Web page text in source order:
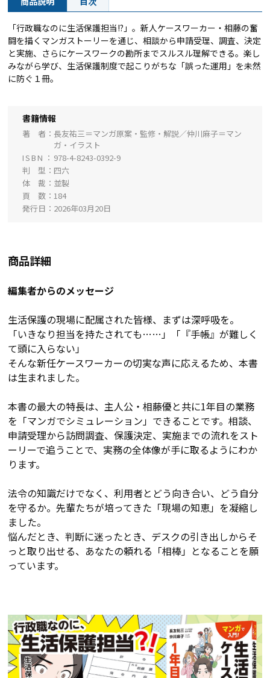
「行政職なのに生活保護担当!?」。新人ケースワーカー・相藤の奮
闘を描くマンガストーリーを通じ、相談から申請受理、調査、決定
と実施、さらにケースワークの勘所までスルスル理解できる。楽し
みながら学び、生活保護制度で起こりがちな「誤った運用」を未然
に防ぐ１冊。
書籍情報
著 者
長友祐三＝マンガ原案・監修・解説／仲川麻子＝マン
ガ・イラスト
ISBN
978-4-8243-0392-9
判 型
四六
体 裁
並製
頁 数
184
発行日
2026年03月20日
商品詳細
編集者からのメッセージ
生活保護の現場に配属された皆様、まずは深呼吸を。
「いきなり担当を持たされても……」「『手帳』が難しく
て頭に入らない」
そんな新任ケースワーカーの切実な声に応えるため、本書
は生まれました。
本書の最大の特長は、主人公・相藤優と共に1年目の業務
を「マンガでシミュレーション」できることです。相談、
申請受理から訪問調査、保護決定、実施までの流れをスト
ーリーで追うことで、実務の全体像が手に取るようにわか
ります。
法令の知識だけでなく、利用者とどう向き合い、どう自分
を守るか。先輩たちが培ってきた「現場の知恵」を凝縮し
ました。
悩んだとき、判断に迷ったとき、デスクの引き出しからそ
っと取り出せる、あなたの頼れる「相棒」となることを願
っています。